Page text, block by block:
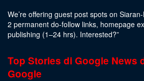
We’re offering guest post spots on
2 permanent do-follow links, homepage
publishing (1–24 hrs). Interested?”
Top Stories di Google News
Google